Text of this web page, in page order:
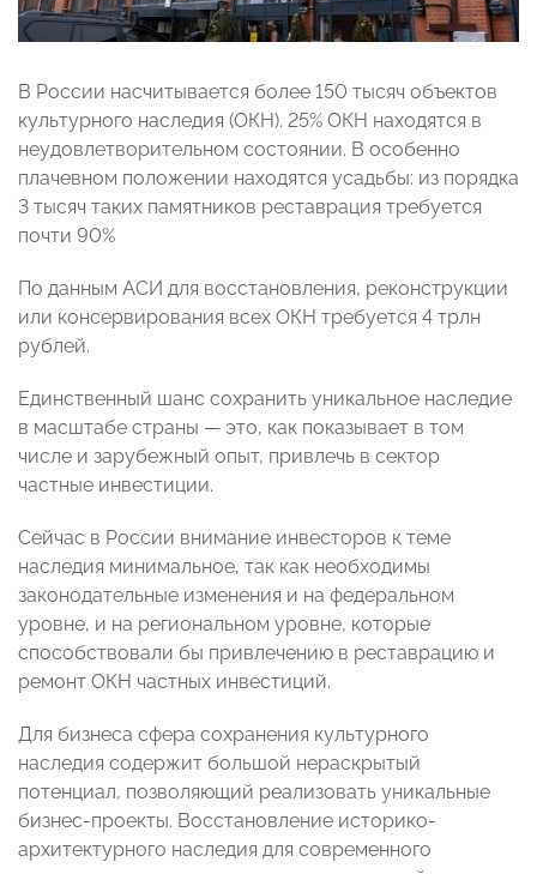
В России насчитывается более 150 тысяч объектов
культурного наследия (ОКН). 25% ОКН находятся в
неудовлетворительном состоянии. В особенно
плачевном положении находятся усадьбы: из порядка
3 тысяч таких памятников реставрация требуется
почти 90%
По данным АСИ для восстановления, реконструкции
или консервирования всех ОКН требуется 4 трлн
рублей.
Единственный шанс сохранить уникальное наследие
в масштабе страны — это, как показывает в том
числе и зарубежный опыт, привлечь в сектор
частные инвестиции.
Сейчас в России внимание инвесторов к теме
наследия минимальное, так как необходимы
законодательные изменения и на федеральном
уровне, и на региональном уровне, которые
способствовали бы привлечению в реставрацию и
ремонт ОКН частных инвестиций.
Для бизнеса сфера сохранения культурного
наследия содержит большой нераскрытый
потенциал, позволяющий реализовать уникальные
бизнес-проекты. Восстановление историко-
архитектурного наследия для современного